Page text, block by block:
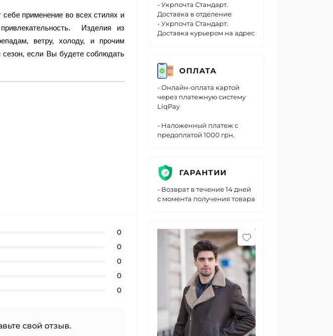
применение во всех стилях и
Изделия из
ветру, холоду, и прочим
если Вы будете соблюдать
0
0
0
0
0
свой отзыв.
- Укрпочта Стандарт.
Доставка в отделение
- Укрпочта Стандарт.
Доставка курьером на адрес
ОПЛАТА
- Онлайн-оплата картой
через платежную систему
LiqPay
- Наложенный платеж с
предоплатой 1000 грн.
ГАРАНТИИ
- Возврат в течение 14 дней
с момента получения товара